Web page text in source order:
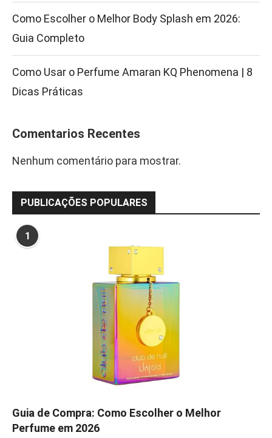
Como Escolher o Melhor Body Splash em 2026:
Guia Completo
Como Usar o Perfume Amaran KQ Phenomena | 8
Dicas Práticas
Comentarios Recentes
Nenhum comentário para mostrar.
PUBLICAÇÕES POPULARES
1
Guia de Compra: Como Escolher o Melhor
Perfume em 2026